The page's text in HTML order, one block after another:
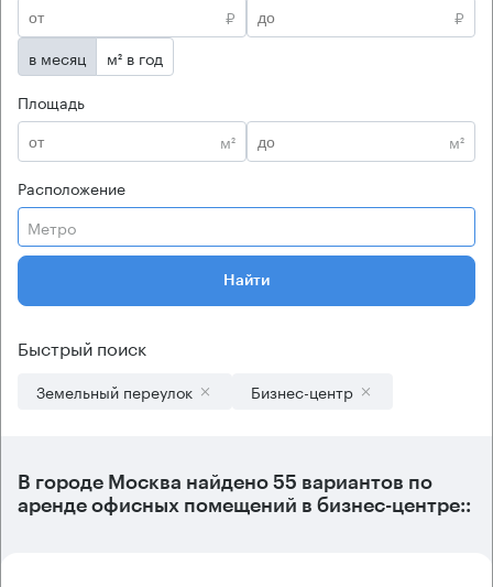
₽
₽
в месяц
м² в год
Площадь
м²
м²
Расположение
Метро
Найти
Быстрый поиск
Земельный переулок Бизнес-центр
В городе Москва найдено 55 вариантов по
аренде офисных помещений в бизнес-центре::